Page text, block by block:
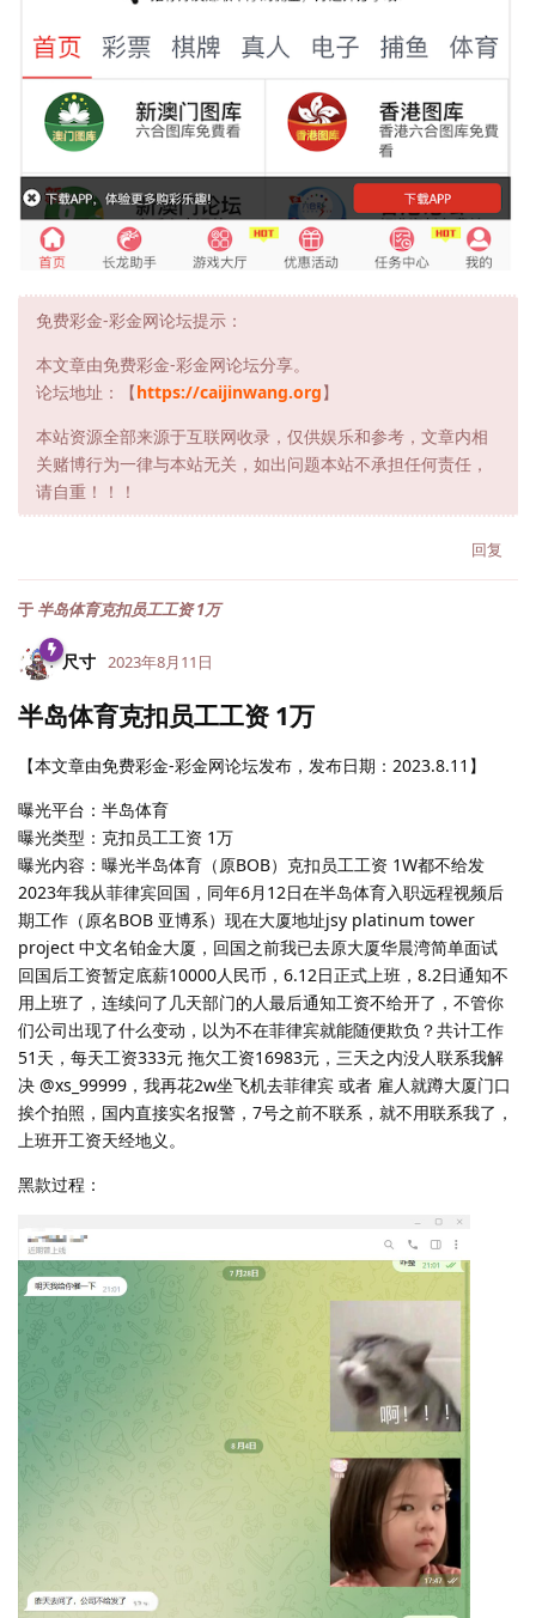
免费彩金-彩金网论坛提示：
本文章由免费彩金-彩金网论坛分享。
论坛地址：【https://caijinwang.org】
本站资源全部来源于互联网收录，仅供娱乐和参考，文章内相
关赌博行为一律与本站无关，如出问题本站不承担任何责任，
请自重！！！
回复
于 半岛体育克扣员工工资 1万
尺寸 2023年8月11日
半岛体育克扣员工工资 1万
【本文章由免费彩金-彩金网论坛发布，发布日期：2023.8.11】
曝光平台：半岛体育
曝光类型：克扣员工工资 1万
曝光内容：曝光半岛体育（原BOB）克扣员工工资 1W都不给发
2023年我从菲律宾回国，同年6月12日在半岛体育入职远程视频后
期工作（原名BOB 亚博系）现在大厦地址jsy platinum tower
project 中文名铂金大厦，回国之前我已去原大厦华晨湾简单面试
回国后工资暂定底薪10000人民币，6.12日正式上班，8.2日通知不
用上班了，连续问了几天部门的人最后通知工资不给开了，不管你
们公司出现了什么变动，以为不在菲律宾就能随便欺负？共计工作
51天，每天工资333元 拖欠工资16983元，三天之内没人联系我解
决 @xs_99999，我再花2w坐飞机去菲律宾 或者 雇人就蹲大厦门口
挨个拍照，国内直接实名报警，7号之前不联系，就不用联系我了，
上班开工资天经地义。
黑款过程：